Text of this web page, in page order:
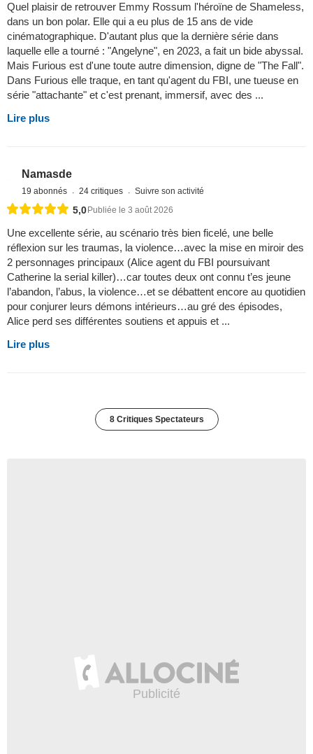
Quel plaisir de retrouver Emmy Rossum l'héroïne de Shameless,
dans un bon polar. Elle qui a eu plus de 15 ans de vide
cinématographique. D'autant plus que la dernière série dans
laquelle elle a tourné : "Angelyne", en 2023, a fait un bide abyssal.
Mais Furious est d'une toute autre dimension, digne de "The Fall".
Dans Furious elle traque, en tant qu'agent du FBI, une tueuse en
série "attachante" et c'est prenant, immersif, avec des ...
Lire plus
Namasde
19 abonnés 24 critiques Suivre son activité
5,0 Publiée le 3 août 2026
Une excellente série, au scénario très bien ficelé, une belle
réflexion sur les traumas, la violence…avec la mise en miroir des
2 personnages principaux (Alice agent du FBI poursuivant
Catherine la serial killer)…car toutes deux ont connu t’es jeune
l’abandon, l’abus, la violence…et se débattent encore au quotidien
pour conjurer leurs démons intérieurs…au gré des épisodes,
Alice perd ses différentes soutiens et appuis et ...
Lire plus
8 Critiques Spectateurs